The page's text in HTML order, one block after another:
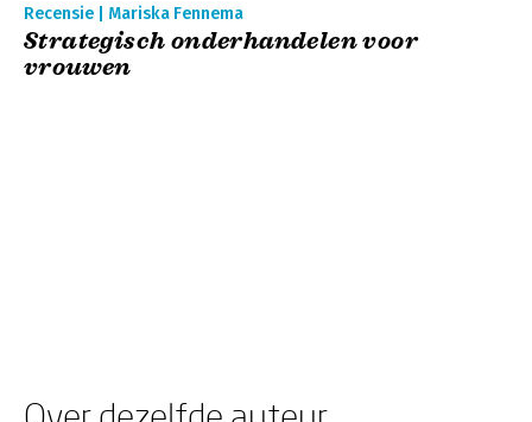
Recensie | Mariska Fennema
Strategisch onderhandelen voor
vrouwen